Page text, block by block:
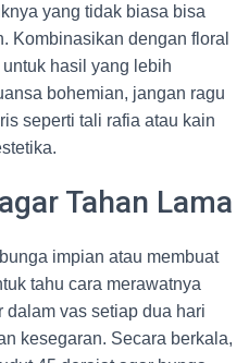
yang tidak biasa bisa
Kombinasikan dengan floral
hasil yang lebih
bohemian, jangan ragu
seperti tali rafia atau kain
Tahan Lama
impian atau membuat
tahu cara merawatnya
dalam vas setiap dua hari
kesegaran. Secara berkala,